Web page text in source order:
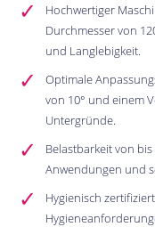
Hochwertiger
Durchmesser von
und Langlebigkeit.
Optimale
von 10° und einem
Untergründe.
Belastbarkeit von
Anwendungen und
Hygienisch